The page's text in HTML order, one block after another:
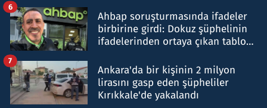
Ahbap soruşturmasında ifadeler
birbirine girdi: Dokuz şüphelinin
ifadelerinden ortaya çıkan tablo
6
Ankara'da bir kişinin 2 milyon
lirasını gasp eden şüpheliler
Kırıkkale'de yakalandı
7